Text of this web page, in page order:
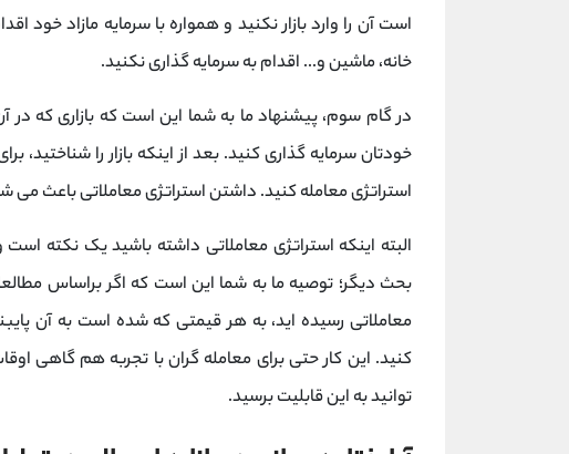
است آن را وارد بازار نکنید و همواره با سرمایه مازاد
خانه، ماشین و... اقدام به سرمایه گذاری نکنید.
در گام سوم، پیشنهاد ما به شما این است که بازاری که
خودتان سرمایه گذاری کنید. بعد از اینکه بازار را شناختید،
استراتژی معامله کنید. داشتن استراتژی معاملاتی باعث می
البته اینکه استراتژی معاملاتی داشته باشید یک نکته
بحث دیگر؛ توصیه ما به شما این است که اگر براساس
معاملاتی رسیده اید، به هر قیمتی که شده است به آن
کنید. این کار حتی برای معامله گران با تجربه هم گاهی
توانید به این قابلیت برسید.